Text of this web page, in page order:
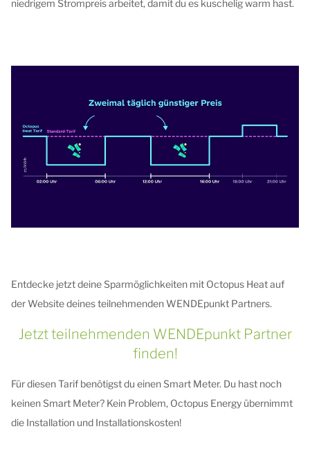
niedrigem Strompreis arbeitet, damit du es kuschelig warm hast.
Entdecke jetzt deine Sparmöglichkeiten mit Octopus Heat auf
der Website deines teilnehmenden WENDEpunkt Partners.
Jetzt teilnehmenden WENDEpunkt Partner
finden!
Für diesen Tarif benötigst du einen Smart Meter. Du hast noch
keinen Smart Meter? Kein Problem, Octopus Energy übernimmt
die Installation und Installationskosten!